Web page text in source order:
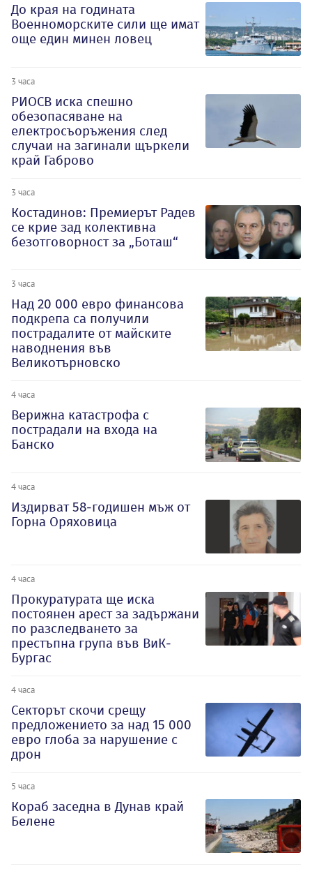
До края на годината
Военноморските сили ще имат
още един минен ловец
3 часа
РИОСВ иска спешно
обезопасяване на
електросъоръжения след
случаи на загинали щъркели
край Габрово
3 часа
Костадинов: Премиерът Радев
се крие зад колективна
безотговорност за „Боташ“
3 часа
Над 20 000 евро финансова
подкрепа са получили
пострадалите от майските
наводнения във
Великотърновско
4 часа
Верижна катастрофа с
пострадали на входа на
Банско
4 часа
Издирват 58-годишен мъж от
Горна Оряховица
4 часа
Прокуратурата ще иска
постоянен арест за задържани
по разследването за
престъпна група във ВиК-
Бургас
4 часа
Секторът скочи срещу
предложението за над 15 000
евро глоба за нарушение с
дрон
5 часа
Кораб заседна в Дунав край
Белене